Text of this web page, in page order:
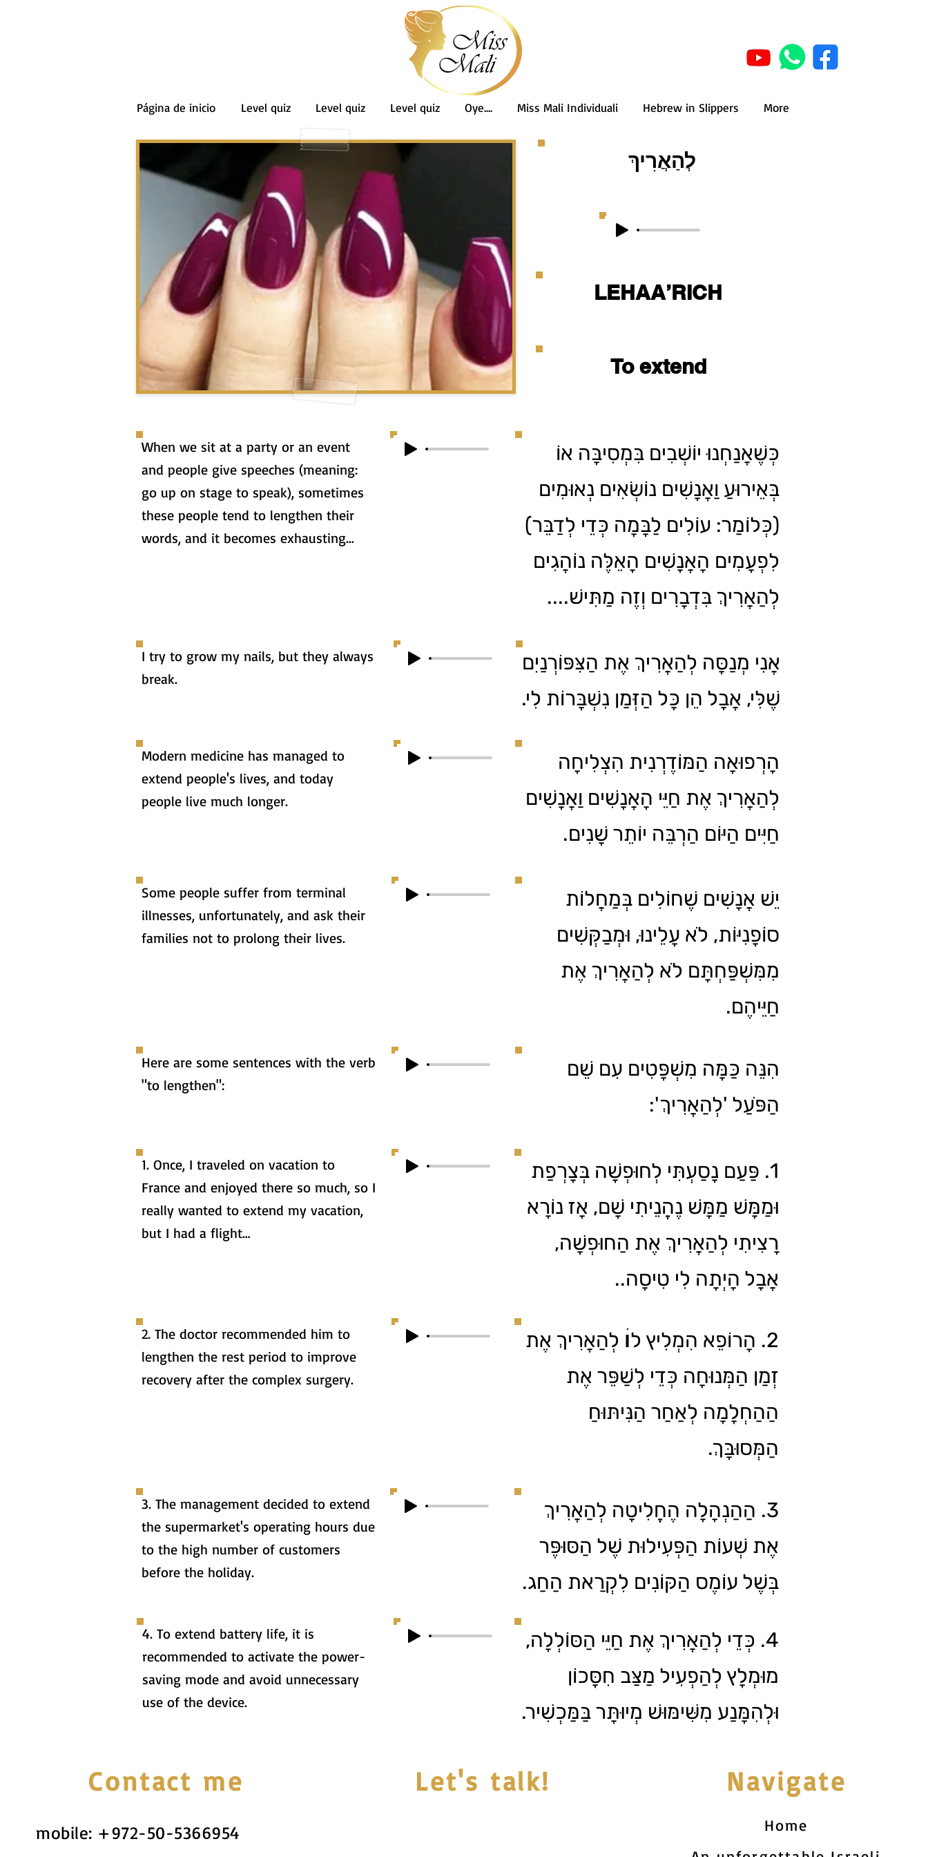
Página de inicio Level quiz Level quiz Level quiz Oye.... Miss Mali Individuali Hebrew in Slippers More
לְהַאֲרִיךְ
LEHAA’RICH
To extend
When we sit at a party or an event
and people give speeches (meaning:
go up on stage to speak), sometimes
these people tend to lengthen their
words, and it becomes exhausting...
כְּשֶׁאֲנַחְנוּ יוֹשְׁבִים בִּמְסִיבָּה אוֹ
בְּאֵירוּעַ וַאֲנָשִׁים נוֹשְׂאִים נְאוּמִים
(כְּלוֹמַר: עוֹלִים לַבָּמָה כְּדֵי לְדַבֵּר)
לִפְעָמִים הָאֲנָשִׁים הָאֵלֶּה נוֹהֲגִים
לְהַאֲרִיךְ בִּדְבָרִים וְזֶה מַתִּישׁ....
I try to grow my nails, but they always
break.
אֲנִי מְנַסָּה לְהַאֲרִיךְ אֶת הַצִּפּוֹרְנַיִם
שֶׁלִּי, אֲבָל הֵן כָּל הַזְּמַן נִשְׁבָּרוֹת לִי.
Modern medicine has managed to
extend people's lives, and today
people live much longer.
הָרְפוּאָה הַמּוֹדֶרְנִית הִצְלִיחָה
לְהַאֲרִיךְ אֶת חַיֵּי הָאֲנָשִׁים וַאֲנָשִׁים
חַיִּים הַיּוֹם הַרְבֵּה יוֹתֵר שָׁנִים.
Some people suffer from terminal
illnesses, unfortunately, and ask their
families not to prolong their lives.
יֵשׁ אֲנָשִׁים שֶׁחוֹלִים בְּמַחֲלוֹת
סוֹפָנִיּוֹת, לֹא עָלֵינוּ, וּמְבַקְּשִׁים
מִמִּשְׁפַּחְתָּם לֹא לְהַאֲרִיךְ אֶת
חַיֵּיהֶם.
Here are some sentences with the verb
"to lengthen":
הִנֵּה כַּמָּה מִשְׁפָּטִים עִם שֵׁם
הַפֹּעַל 'לְהַאֲרִיךְ':
1. Once, I traveled on vacation to
France and enjoyed there so much, so I
really wanted to extend my vacation,
but I had a flight…
1. פַּעַם נָסַעְתִּי לְחוּפְשָׁה בְּצָרְפַת
וּמַמָּשׁ מַמָּשׁ נֶהֱנֵיתִי שָׁם, אָז נוֹרָא
רָצִיתִי לְהַאֲרִיךְ אֶת הַחוּפְשָׁה,
אֲבָל הָיְתָה לִי טִיסָה..
2. The doctor recommended him to
lengthen the rest period to improve
recovery after the complex surgery.
2. הָרוֹפֵא הִמְלִיץ לוׄ לְהַאֲרִיךְ אֶת
זְמַן הַמְּנוּחָה כְּדֵי לְשַׁפֵּר אֶת
הַהַחְלָמָה לְאַחַר הַנִּיתּוּחַ
הַמְּסוּבָּךְ.
3. The management decided to extend
the supermarket's operating hours due
to the high number of customers
before the holiday.
3. הַהַנְהָלָה הֶחֱלִיטָה לְהַאֲרִיךְ
אֶת שְׁעוֹת הַפְּעִילוּת שֶׁל הַסּוּפֶּר
בְּשֶׁל עוֹמֶס הַקּוֹנִים לִקְרַאת הַחַג.
4. To extend battery life, it is
recommended to activate the power-
saving mode and avoid unnecessary
use of the device.
4. כְּדֵי לְהַאֲרִיךְ אֶת חַיֵּי הַסּוֹלְלָה,
מוּמְלָץ לְהַפְעִיל מַצַּב חִסָּכוֹן
וּלְהִמָּנַע מִשִּׁימּוּשׁ מְיוּתָּר בַּמַּכְשִׁיר.
Contact me
mobile: +972-50-5366954
Let's talk! Navigate
Home